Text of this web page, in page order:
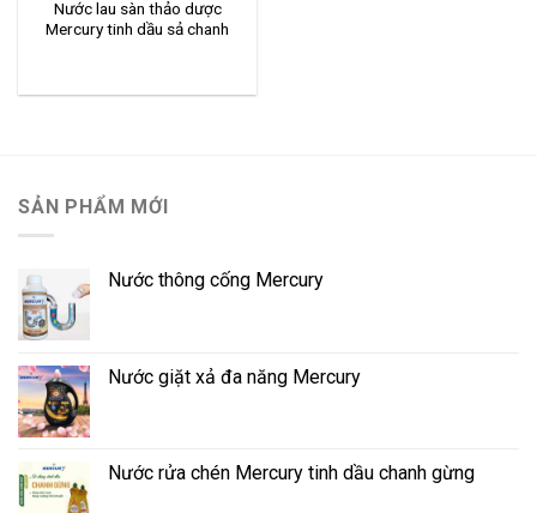
Nước lau sàn thảo dược
Mercury tinh dầu sả chanh
SẢN PHẨM MỚI
Nước thông cống Mercury
Nước giặt xả đa năng Mercury
Nước rửa chén Mercury tinh dầu chanh gừng